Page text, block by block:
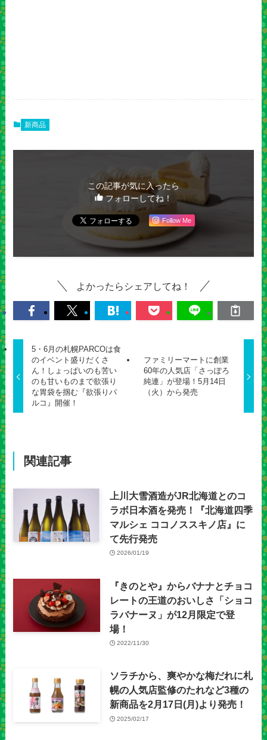
新商品
この記事が気に入ったら
フォローしてね！
Follow Me
よかったらシェアしてね！
5・6月の札幌PARCOは食
のイベント盛りだくさ
ん！しょっぱいのも苦い
のも甘いものまで欲張り
な胃袋を掴む『欲張りパ
ルコ』開催！
ファミリーマートに創業
60年の人気店「さっぽろ
純連」が登場！5月14日
（火）から発売
関連記事
上川大雪酒造がJR北海道とのコ
ラボ日本酒を発売！『北海道四季
マルシェ ココノススキノ店』に
て先行発売
2026/01/19
『きのとや』からバナナとチョコ
レートの王道のおいしさ「ショコ
ラバナーヌ」が12月限定で登
場！
2022/11/30
ソラチから、爽やかな梅だれに札
幌の人気店監修のたれなど3種の
新商品を2月17日(月)より発売！
2025/02/17